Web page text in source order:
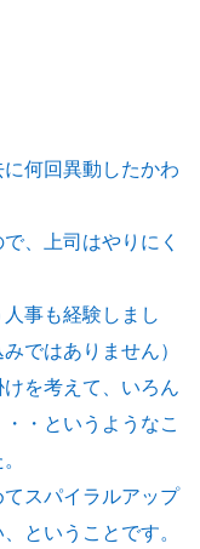
何回異動したかわ
、上司はやりにく
事も経験しまし
ではありません）
を考えて、いろん
・というようなこ
スパイラルアップ
ということです。